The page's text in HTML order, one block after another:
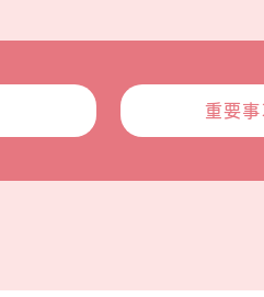
重要